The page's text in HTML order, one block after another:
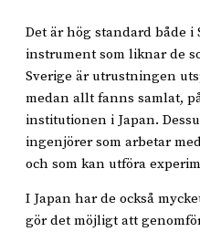
Det är hög standard både i
instrument som liknar de
Sverige är utrustningen
medan allt fanns samlat,
institutionen i Japan.
ingenjörer som arbetar
och som kan utföra
I Japan har de också
gör det möjligt att